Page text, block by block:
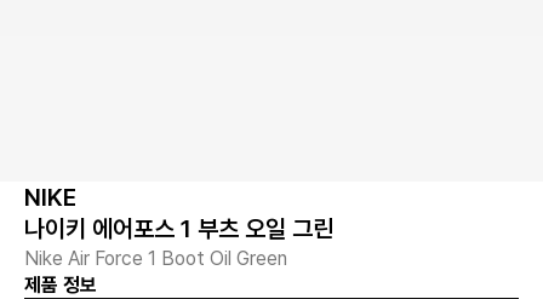
NIKE
나이키 에어포스 1 부츠 오일 그린
Nike Air Force 1 Boot Oil Green
제품 정보